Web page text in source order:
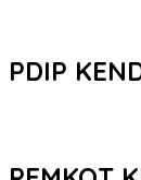
PDIP